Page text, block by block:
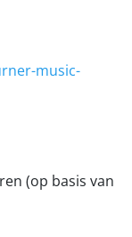
music-
(op basis van